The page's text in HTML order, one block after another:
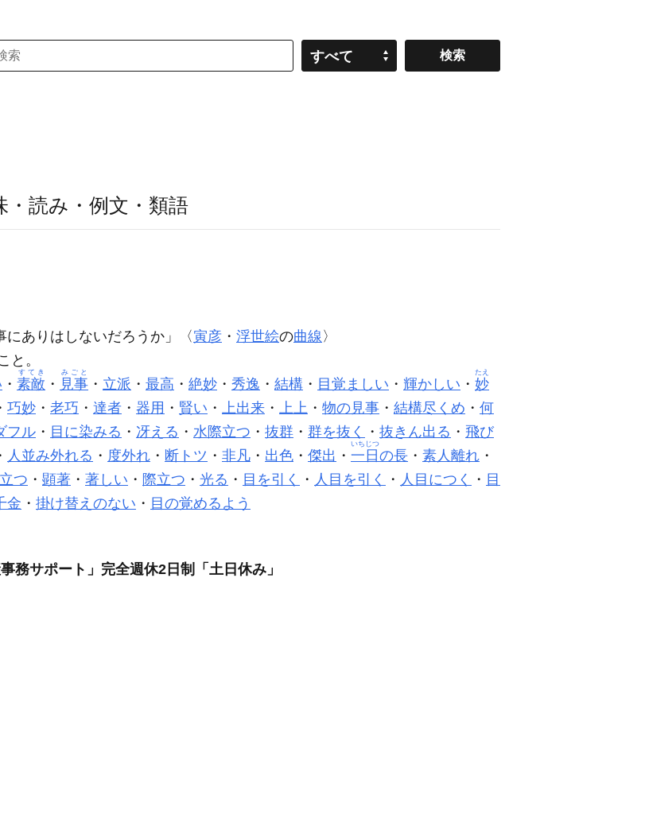
すべて
・読み・例文・類語
ありはしないだろうか」〈 寅彦 ・ 浮世絵の曲線 〉
と。
・ 素敵
すてき
・ 見事
みごと
・ 立派 ・ 最高 ・ 絶妙 ・ 秀逸 ・ 結構 ・ 目覚ましい ・ 輝かしい ・ 妙
たえ
巧妙 ・ 老巧 ・ 達者 ・ 器用 ・ 賢い ・ 上出来 ・ 上上 ・ 物の見事 ・ 結構尽くめ ・ 何
フル ・ 目に染みる ・ 冴える ・ 水際立つ ・ 抜群 ・ 群を抜く ・ 抜きん出る ・ 飛び
人並み外れる ・ 度外れ ・ 断トツ ・ 非凡 ・ 出色 ・ 傑出 ・ 一日
いちじつ
の長 ・ 素人離れ ・
つ ・ 顕著 ・ 著しい ・ 際立つ ・ 光る ・ 目を引く ・ 人目を引く ・ 人目につく ・ 目
金 ・ 掛け替えのない ・ 目の覚めるよう
務サポート」完全週休2日制「土日休み」